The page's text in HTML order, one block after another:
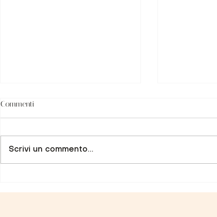
Commenti
Scrivi un commento...